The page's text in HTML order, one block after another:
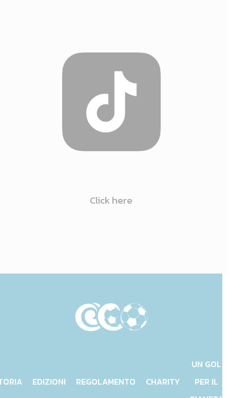
Click here
EDIZIONI REGOLAMENTO CHARITY
UN GOL
PER IL